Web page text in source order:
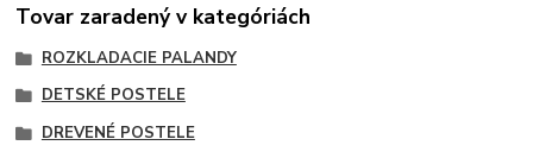
Tovar zaradený v kategóriách
ROZKLADACIE PALANDY
DETSKÉ POSTELE
DREVENÉ POSTELE